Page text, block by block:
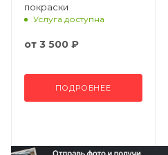
покраски
Услуга доступна
от 3 500 ₽
ПОДРОБНЕЕ